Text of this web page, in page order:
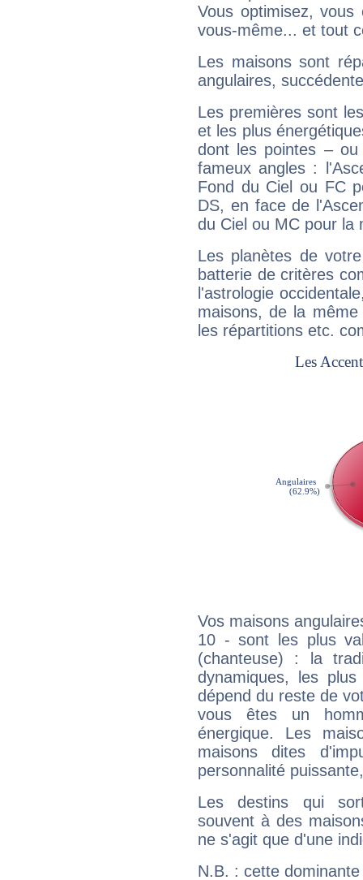
Vous optimisez, vous
vous-même... et tout
Les maisons sont
angulaires,
Les premières sont
et les plus
dont les pointes –
fameux angles :
Fond du Ciel ou FC
DS, en face de
du Ciel ou MC pour la
Les planètes de
batterie de critères
l'astrologie
maisons, de la
les répartitions etc.
Vos maisons
10 - sont les plus
(chanteuse) : la
dynamiques, les
dépend du reste de
vous êtes un
énergique. Les
maisons dites
personnalité
Les destins qui
souvent à des
ne s'agit que d'une
N.B. : cette